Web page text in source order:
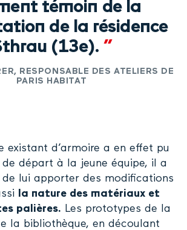
témoin de la
de la résidence
(13e).”
RESPONSABLE DES ATELIERS DE
PARIS HABITAT
existant d’armoire a en effet pu
départ à la jeune équipe, il a
de lui apporter des modifications
la nature des matériaux et
palières. Les prototypes de la
la bibliothèque, en découlant